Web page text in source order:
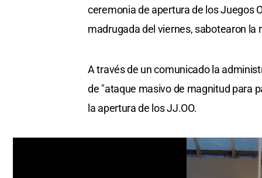
ceremonia de apertura de los Juegos
madrugada del viernes, sabotearon
A través de un comunicado la
de "ataque masivo de magnitud para
la apertura de los JJ.OO.